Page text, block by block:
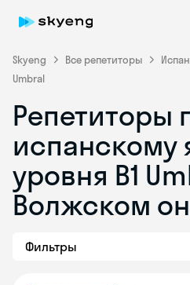
Skyeng Все репетиторы
Umbral
Репетиторы
испанскому
уровня В1
Волжском
Фильтры
Skyeng Chat